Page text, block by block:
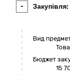
- Закупівля:
Вид
Бюджет
15